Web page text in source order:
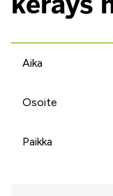
Aika
Osoite
Paikka